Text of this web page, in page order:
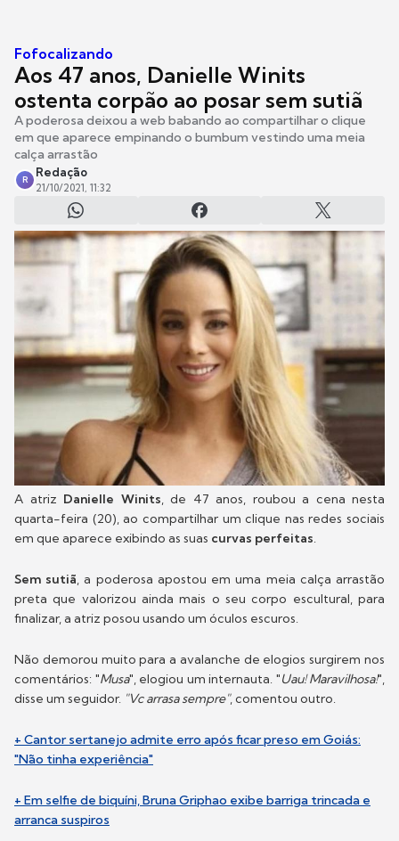
Fofocalizando
Aos 47 anos, Danielle Winits
ostenta corpão ao posar sem sutiã
A poderosa deixou a web babando ao compartilhar o clique
em que aparece empinando o bumbum vestindo uma meia
calça arrastão
R
Redação
21/10/2021, 11:32
A atriz Danielle Winits, de 47 anos, roubou a cena nesta
quarta-feira (20), ao compartilhar um clique nas redes sociais
em que aparece exibindo as suas curvas perfeitas.
Sem sutiã, a poderosa apostou em uma meia calça arrastão
preta que valorizou ainda mais o seu corpo escultural, para
finalizar, a atriz posou usando um óculos escuros.
Não demorou muito para a avalanche de elogios surgirem nos
comentários: "Musa", elogiou um internauta. "Uau! Maravilhosa!",
disse um seguidor. "Vc arrasa sempre", comentou outro.
+ Cantor sertanejo admite erro após ficar preso em Goiás:
"Não tinha experiência"
+ Em selfie de biquíni, Bruna Griphao exibe barriga trincada e
arranca suspiros